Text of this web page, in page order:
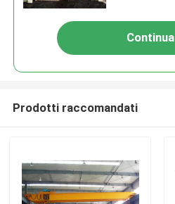
Continua
Prodotti raccomandati